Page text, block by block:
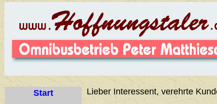
Start
Lieber Interessent, verehrte